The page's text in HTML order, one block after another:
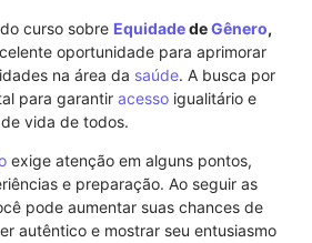
curso sobre EquidadedeGênero,
oportunidade para aprimorar
na área da saúde. A busca por
para garantir acesso igualitário e
vida de todos.
exige atenção em alguns pontos,
e preparação. Ao seguir as
pode aumentar suas chances de
autêntico e mostrar seu entusiasmo